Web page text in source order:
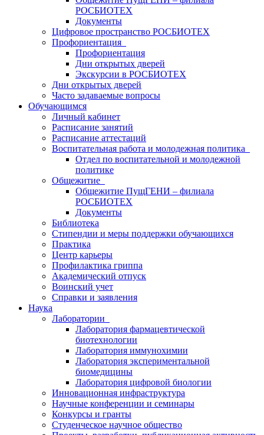
РОСБИОТЕХ
Документы
Цифровое пространство РОСБИОТЕХ
Профориентация
Профориентация
Дни открытых дверей
Экскурсии в РОСБИОТЕХ
Дни открытых дверей
Часто задаваемые вопросы
Обучающимся
Личный кабинет
Расписание занятий
Расписание аттестаций
Воспитательная работа и молодежная политика
Отдел по воспитательной и молодежной
политике
Общежитие
Общежитие ПущГЕНИ – филиала
РОСБИОТЕХ
Документы
Библиотека
Стипендии и меры поддержки обучающихся
Практика
Центр карьеры
Профилактика гриппа
Академический отпуск
Воинский учет
Справки и заявления
Наука
Лаборатории
Лаборатория фармацевтической
биотехнологии
Лаборатория иммунохимии
Лаборатория экспериментальной
биомедицины
Лаборатория цифровой биологии
Инновационная инфраструктура
Научные конференции и семинары
Конкурсы и гранты
Студенческое научное общество